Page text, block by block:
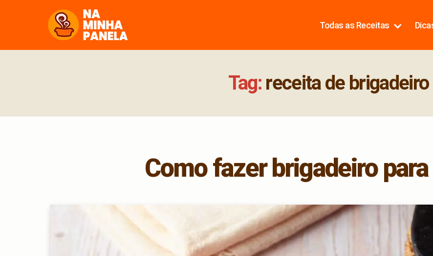
Todas as Receitas
Tag: receita de brigadeiro
Como fazer brigadeiro